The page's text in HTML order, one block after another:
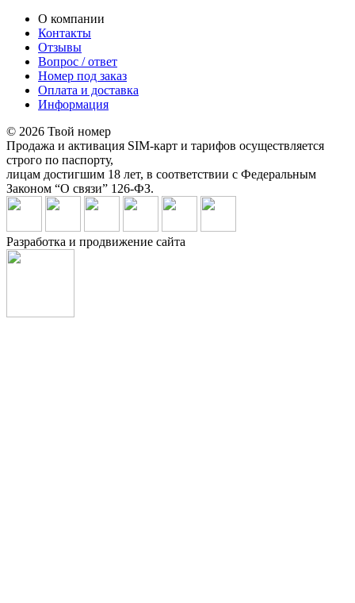
О компании
Контакты
Отзывы
Вопрос / ответ
Номер под заказ
Оплата и доставка
Информация
© 2026 Твой номер
Продажа и активация SIM-карт и тарифов осуществляется
строго по паспорту,
лицам достигшим 18 лет, в соответствии с Федеральным
Законом “О связи” 126-ФЗ.
Разработка и продвижение сайта